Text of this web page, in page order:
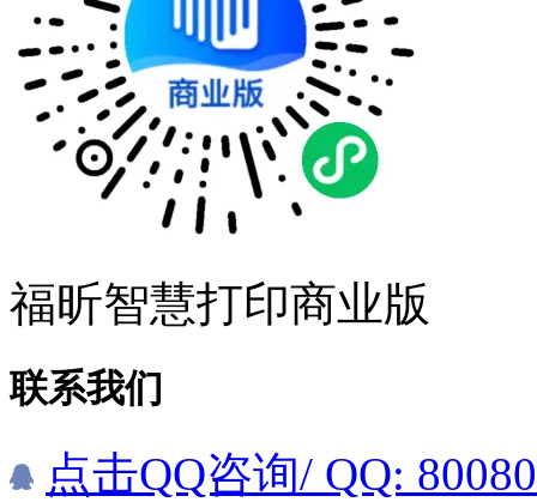
福昕智慧打印商业版
联系我们
点击QQ咨询/ QQ: